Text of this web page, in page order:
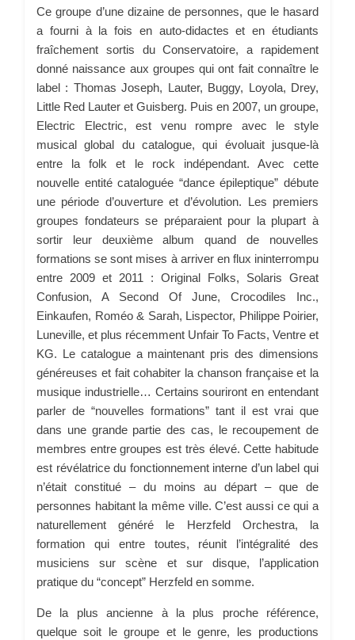
Ce groupe d’une dizaine de personnes, que le hasard
a fourni à la fois en auto-didactes et en étudiants
fraîchement sortis du Conservatoire, a rapidement
donné naissance aux groupes qui ont fait connaître le
label : Thomas Joseph, Lauter, Buggy, Loyola, Drey,
Little Red Lauter et Guisberg. Puis en 2007, un groupe,
Electric Electric, est venu rompre avec le style
musical global du catalogue, qui évoluait jusque-là
entre la folk et le rock indépendant. Avec cette
nouvelle entité cataloguée “dance épileptique” débute
une période d’ouverture et d’évolution. Les premiers
groupes fondateurs se préparaient pour la plupart à
sortir leur deuxième album quand de nouvelles
formations se sont mises à arriver en flux ininterrompu
entre 2009 et 2011 : Original Folks, Solaris Great
Confusion, A Second Of June, Crocodiles Inc.,
Einkaufen, Roméo & Sarah, Lispector, Philippe Poirier,
Luneville, et plus récemment Unfair To Facts, Ventre et
KG. Le catalogue a maintenant pris des dimensions
généreuses et fait cohabiter la chanson française et la
musique industrielle… Certains souriront en entendant
parler de “nouvelles formations” tant il est vrai que
dans une grande partie des cas, le recoupement de
membres entre groupes est très élevé. Cette habitude
est révélatrice du fonctionnement interne d’un label qui
n’était constitué – du moins au départ – que de
personnes habitant la même ville. C’est aussi ce qui a
naturellement généré le Herzfeld Orchestra, la
formation qui entre toutes, réunit l’intégralité des
musiciens sur scène et sur disque, l’application
pratique du “concept” Herzfeld en somme.
De la plus ancienne à la plus proche référence,
quelque soit le groupe et le genre, les productions